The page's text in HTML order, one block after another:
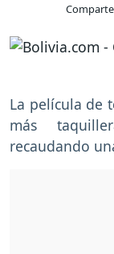
La película de
más
recaudando